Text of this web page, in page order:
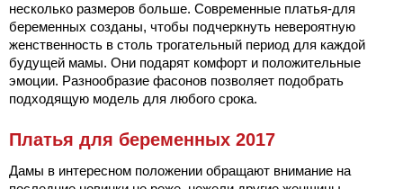
несколько размеров больше. Современные платья-для
беременных созданы, чтобы подчеркнуть невероятную
женственность в столь трогательный период для каждой
будущей мамы. Они подарят комфорт и положительные
эмоции. Разнообразие фасонов позволяет подобрать
подходящую модель для любого срока.
Платья для беременных 2017
Дамы в интересном положении обращают внимание на